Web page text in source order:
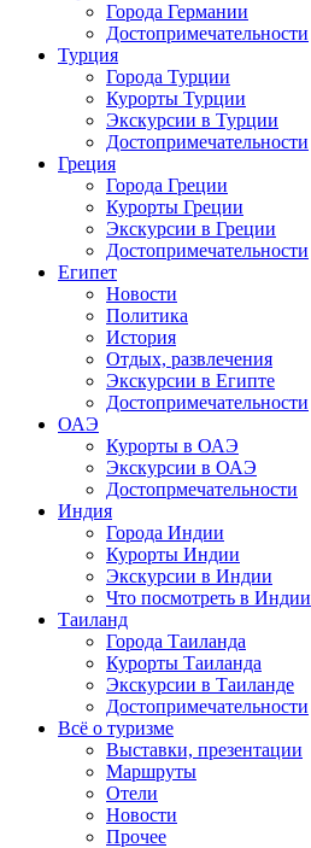
Города Германии
Достопримечательности
Турция
Города Турции
Курорты Турции
Экскурсии в Турции
Достопримечательности
Греция
Города Греции
Курорты Греции
Экскурсии в Греции
Достопримечательности
Египет
Новости
Политика
История
Отдых, развлечения
Экскурсии в Египте
Достопримечательности
ОАЭ
Курорты в ОАЭ
Экскурсии в ОАЭ
Достопрмечательности
Индия
Города Индии
Курорты Индии
Экскурсии в Индии
Что посмотреть в Индии
Таиланд
Города Таиланда
Курорты Таиланда
Экскурсии в Таиланде
Достопримечательности
Всё о туризме
Выставки, презентации
Маршруты
Отели
Новости
Прочее